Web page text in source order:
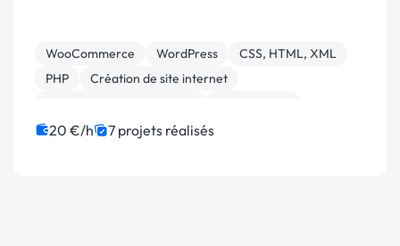
WooCommerce WordPress
CSS, HTML, XML
PHP
Création de site internet
JavaScript
jQuery Site E-commerce
20 €/h 7 projets réalisés